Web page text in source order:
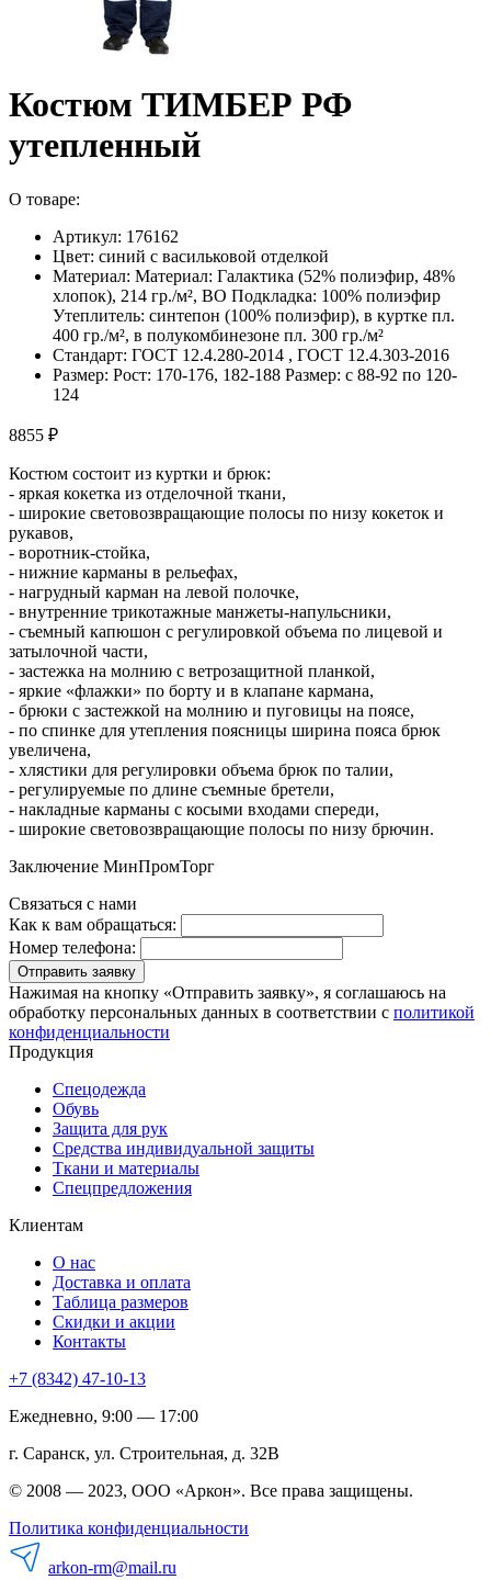
Костюм ТИМБЕР РФ
утепленный
О товаре:
Артикул: 176162
Цвет: синий с васильковой отделкой
Материал: Материал: Галактика (52% полиэфир, 48%
хлопок), 214 гр./м², ВО Подкладка: 100% полиэфир
Утеплитель: синтепон (100% полиэфир), в куртке пл.
400 гр./м², в полукомбинезоне пл. 300 гр./м²
Стандарт: ГОСТ 12.4.280-2014 , ГОСТ 12.4.303-2016
Размер: Рост: 170-176, 182-188 Размер: с 88-92 по 120-
124
8855 ₽
Костюм состоит из куртки и брюк:
- яркая кокетка из отделочной ткани,
- широкие световозвращающие полосы по низу кокеток и
рукавов,
- воротник-стойка,
- нижние карманы в рельефах,
- нагрудный карман на левой полочке,
- внутренние трикотажные манжеты-напульсники,
- съемный капюшон с регулировкой объема по лицевой и
затылочной части,
- застежка на молнию с ветрозащитной планкой,
- яркие «флажки» по борту и в клапане кармана,
- брюки с застежкой на молнию и пуговицы на поясе,
- по спинке для утепления поясницы ширина пояса брюк
увеличена,
- хлястики для регулировки объема брюк по талии,
- регулируемые по длине съемные бретели,
- накладные карманы с косыми входами спереди,
- широкие световозвращающие полосы по низу брючин.
Заключение МинПромТорг
Связаться с нами
Как к вам обращаться:
Номер телефона:
Отправить заявку
Нажимая на кнопку «Отправить заявку», я соглашаюсь на
обработку персональных данных в соответствии с политикой
конфиденциальности
Продукция
Спецодежда
Обувь
Защита для рук
Средства индивидуальной защиты
Ткани и материалы
Спецпредложения
Клиентам
О нас
Доставка и оплата
Таблица размеров
Скидки и акции
Контакты
+7 (8342) 47-10-13
Ежедневно, 9:00 — 17:00
г. Саранск, ул. Строительная, д. 32В
© 2008 — 2023, ООО «Аркон». Все права защищены.
Политика конфиденциальности
arkon-rm@mail.ru